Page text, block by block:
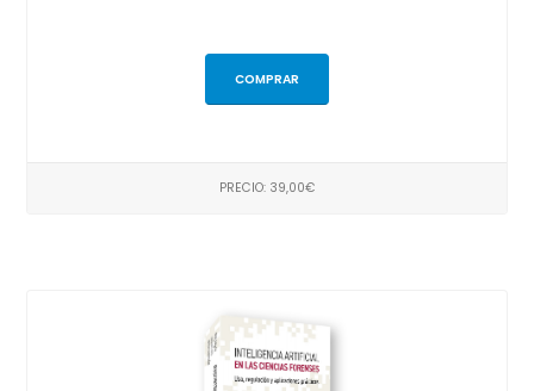
COMPRAR
PRECIO: 39,00€